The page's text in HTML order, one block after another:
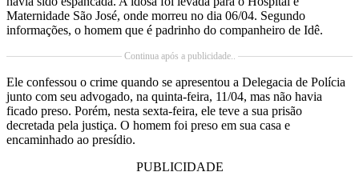
Maternidade São José, onde morreu no dia 06/04. Segundo
informações, o homem que é padrinho do companheiro de Idê.
Continua após a publicidade..
Ele confessou o crime quando se apresentou a Delegacia de Polícia
junto com seu advogado, na quinta-feira, 11/04, mas não havia
ficado preso. Porém, nesta sexta-feira, ele teve a sua prisão
decretada pela justiça. O homem foi preso em sua casa e
encaminhado ao presídio.
PUBLICIDADE